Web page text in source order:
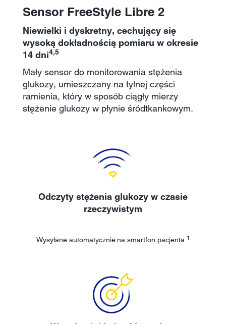
Sensor FreeStyle Libre 2
Niewielki i dyskretny, cechujący się
wysoką dokładnością pomiaru w okresie
14 dni4,5
Mały sensor do monitorowania stężenia
glukozy, umieszczany na tylnej części
ramienia, który w sposób ciągły mierzy
stężenie glukozy w płynie śródtkankowym.
Odczyty stężenia glukozy w czasie
rzeczywistym
Wysyłane automatycznie na smartfon pacjenta.1